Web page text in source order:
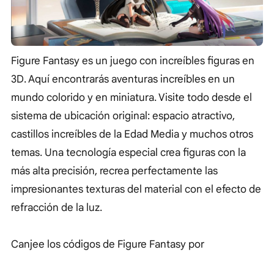
Figure Fantasy es un juego con increíbles figuras en
3D. Aquí encontrarás aventuras increíbles en un
mundo colorido y en miniatura. Visite todo desde el
sistema de ubicación original: espacio atractivo,
castillos increíbles de la Edad Media y muchos otros
temas. Una tecnología especial crea figuras con la
más alta precisión, recrea perfectamente las
impresionantes texturas del material con el efecto de
refracción de la luz.
Canjee los códigos de Figure Fantasy por